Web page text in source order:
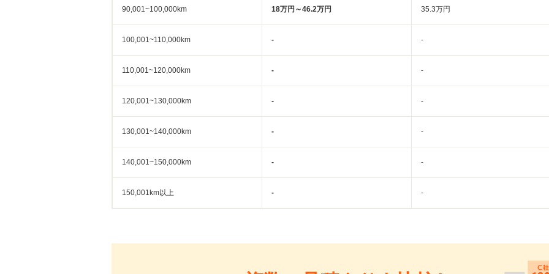
90,001~100,000km 18万円～46.2万円 35.3万円
100,001~110,000km - -
110,001~120,000km - -
120,001~130,000km - -
130,001~140,000km - -
140,001~150,000km - -
150,001km以上 - -